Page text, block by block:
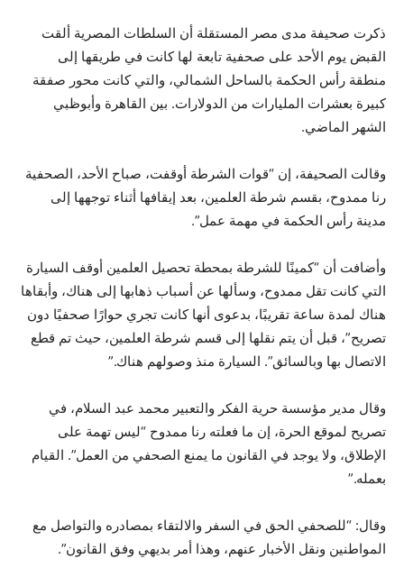
ذكرت صحيفة مدى مصر المستقلة أن السلطات المصرية ألقت
القبض يوم الأحد على صحفية تابعة لها كانت في طريقها إلى
منطقة رأس الحكمة بالساحل الشمالي، والتي كانت محور صفقة
كبيرة بعشرات المليارات من الدولارات. بين القاهرة وأبوظبي
الشهر الماضي.
وقالت الصحيفة، إن “قوات الشرطة أوقفت، صباح الأحد، الصحفية
رنا ممدوح، بقسم شرطة العلمين، بعد إيقافها أثناء توجهها إلى
مدينة رأس الحكمة في مهمة عمل”.
وأضافت أن “كمينًا للشرطة بمحطة تحصيل العلمين أوقف السيارة
التي كانت تقل ممدوح، وسألها عن أسباب ذهابها إلى هناك، وأبقاها
هناك لمدة ساعة تقريبًا، بدعوى أنها كانت تجري حوارًا صحفيًا دون
تصريح”، قبل أن يتم نقلها إلى قسم شرطة العلمين، حيث تم قطع
الاتصال بها وبالسائق”. السيارة منذ وصولهم هناك.”
وقال مدير مؤسسة حرية الفكر والتعبير محمد عبد السلام، في
تصريح لموقع الحرة، إن ما فعلته رنا ممدوح “ليس تهمة على
الإطلاق، ولا يوجد في القانون ما يمنع الصحفي من العمل”. القيام
بعمله.”
وقال: “للصحفي الحق في السفر والالتقاء بمصادره والتواصل مع
المواطنين ونقل الأخبار عنهم، وهذا أمر بديهي وفق القانون”.